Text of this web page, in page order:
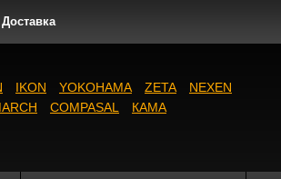
Доставка
IKON YOKOHAMA ZETA
NEXEN
COMPASAL КАМА